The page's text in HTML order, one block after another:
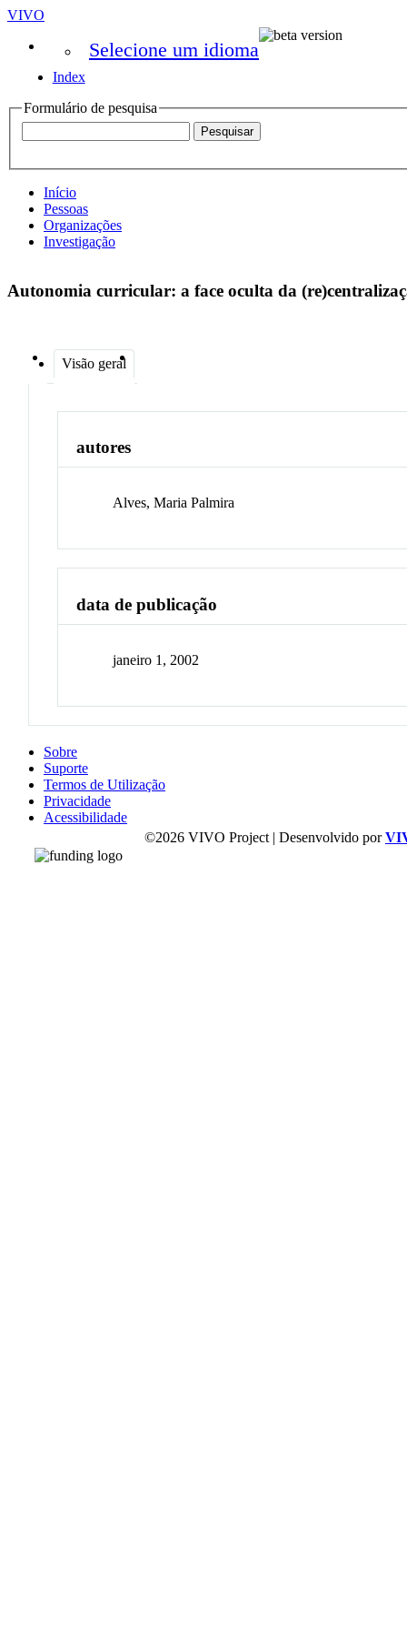
VIVO
Selecione um idioma
Index
Formulário de pesquisa
Início
Pessoas
Organizações
Investigação
Autonomia curricular: a face oculta da
Visão geral
autores
Alves, Maria Palmira
data de publicação
janeiro 1, 2002
Sobre
Suporte
Termos de Utilização
Privacidade
Acessibilidade
©2026 VIVO Project | Desenvolvido por